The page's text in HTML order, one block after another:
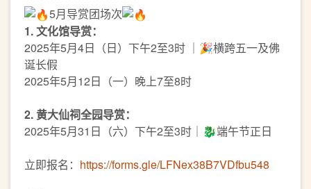
5月导赏团场次
1. 文化馆导赏：
2025年5月4日（日）下午2至3时 ｜🎉横跨五一及佛
诞长假
2025年5月12日（一）晚上7至8时
2. 黄大仙祠全园导赏：
2025年5月31日（六）下午2至3时｜🐉端午节正日
立即报名： https://forms.gle/LFNex38B7VDfbu548